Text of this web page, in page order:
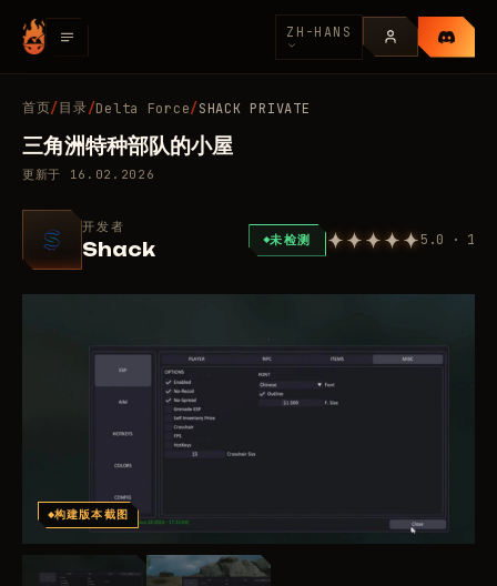
ZH-HANS
首页/目录/Delta Force/SHACK PRIVATE
三角洲特种部队的小屋
更新于 16.02.2026
开发者
Shack 未检测 5.0 · 1
构建版本截图